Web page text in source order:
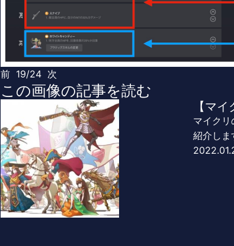
前 19/24 次
この画像の記事を読む
【マ
マイク
紹介しま